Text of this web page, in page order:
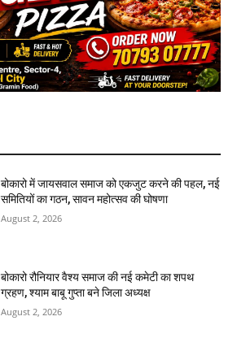
बोकारो में जायसवाल समाज को एकजुट करने की पहल, नई
समितियों का गठन, सावन महोत्सव की घोषणा
August 2, 2026
बोकारो रौनियार वैश्य समाज की नई कमेटी का शपथ
ग्रहण, श्याम बाबू गुप्ता बने जिला अध्यक्ष
August 2, 2026